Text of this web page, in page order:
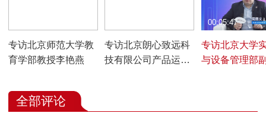
专访北京师范大学教
育学部教授李艳燕
专访北京朗心致远科
技有限公司产品运营
专访北京大学
与设备管理部
00:05:47
全部评论